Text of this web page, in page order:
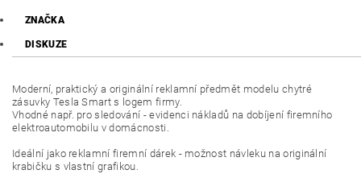
ZNAČKA
DISKUZE
Moderní, praktický a originální reklamní předmět modelu chytré
zásuvky Tesla Smart s logem firmy.
Vhodné např. pro sledování - evidenci nákladů na dobíjení firemního
elektroautomobilu v domácnosti.
Ideální jako reklamní firemní dárek - možnost návleku na originální
krabičku s vlastní grafikou.